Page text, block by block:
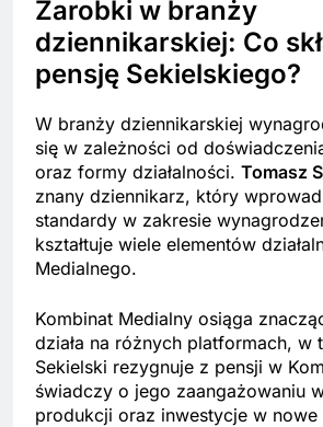
Zarobki w branży
dziennikarskiej: Co
pensję Sekielskiego?
W branży dziennikarskiej
się w zależności od
oraz formy działalności. Tomasz
znany dziennikarz, który
standardy w zakresie
kształtuje wiele elementów
Medialnego.
Kombinat Medialny osiąga
działa na różnych platformach, w
Sekielski rezygnuje z pensji w
świadczy o jego zaangażowaniu
produkcji oraz inwestycje w nowe